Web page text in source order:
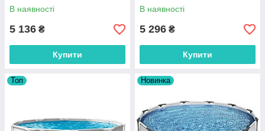
В наявності
5 136 ₴
Купити
В наявності
5 296 ₴
Купити
Топ Новинка